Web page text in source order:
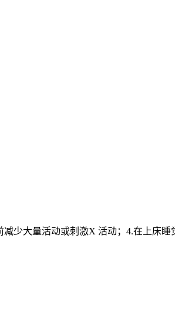
少大量活动或刺激X 活动；4.在上床